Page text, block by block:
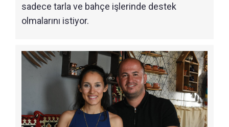
sadece tarla ve bahçe işlerinde destek
olmalarını istiyor.